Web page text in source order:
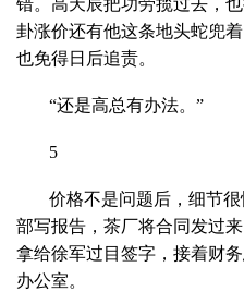
卦涨价还有他这条地头蛇兜
也免得日后追责。
“还是高总有办法。”
5
价格不是问题后，细节
部写报告，茶厂将合同发过
拿给徐军过目签字，接着财
办公室。